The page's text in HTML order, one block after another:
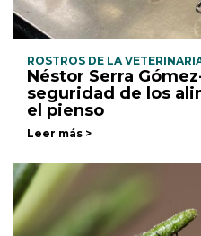
ROSTROS DE LA
Néstor Serra
seguridad de los
el pienso
Leer más >